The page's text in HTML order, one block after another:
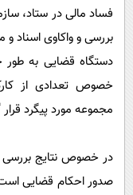
فساد مالی در ستاد،
بررسی و واکاوی اسناد
دستگاه قضایی به
خصوص تعدادی از
مجموعه مورد پیگرد
در خصوص نتایج بررسی
صدور احکام قضایی است